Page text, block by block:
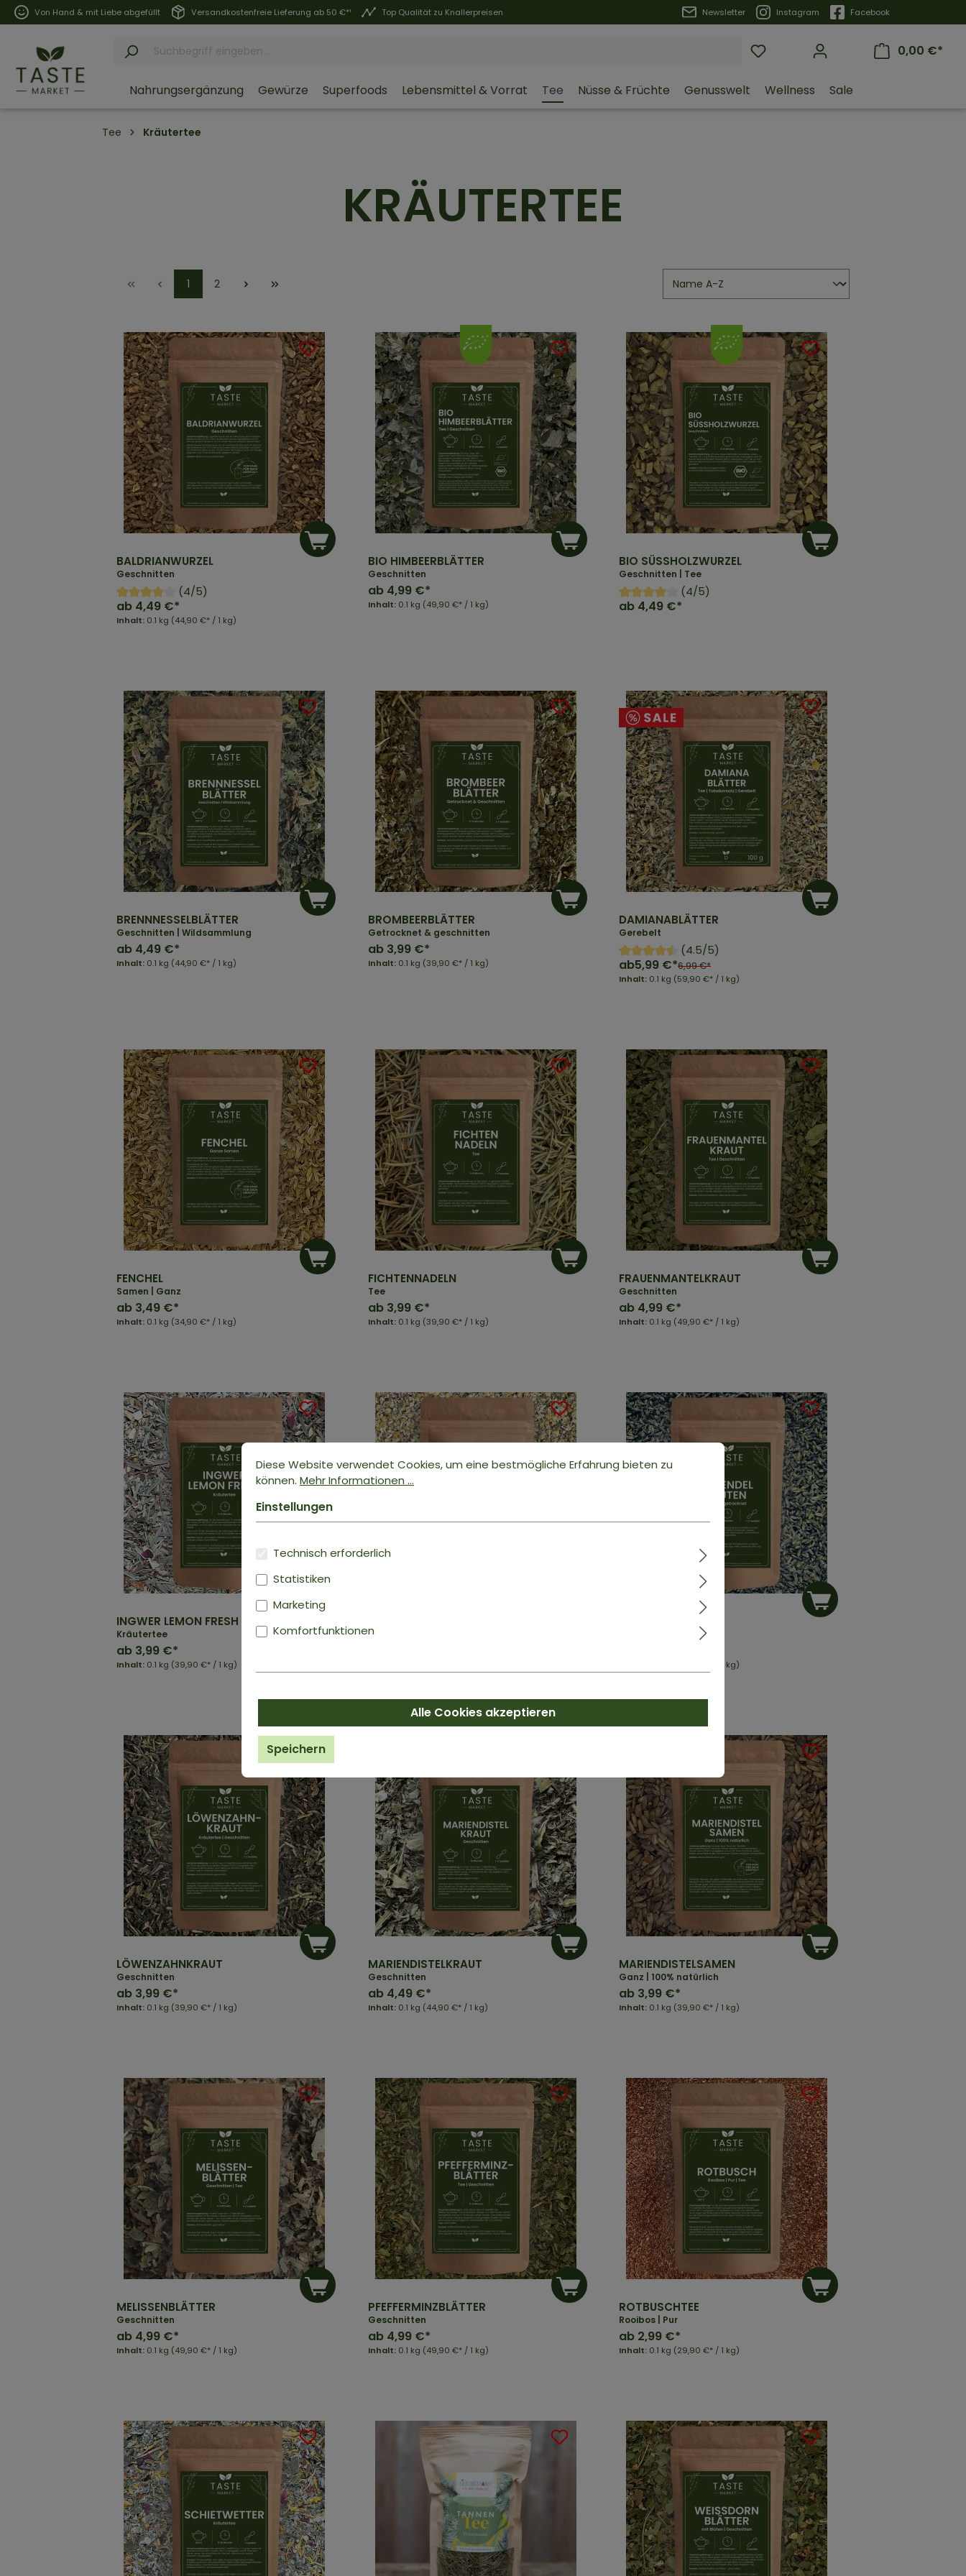
Von Hand & mit Liebe abgefüllt Versandkostenfreie Lieferung ab 50 €*¹ Top Qualität zu Knallerpreisen Newsletter Instagram Facebook
0,00 €*
Nahrungsergänzung Gewürze Superfoods Lebensmittel & Vorrat Tee Nüsse & Früchte Genusswelt Wellness Sale
Tee Kräutertee
KRÄUTERTEE
1 2
BALDRIANWURZEL
Geschnitten
(4/5)
Inhalt: 0.1 kg (44,90 €* / 1 kg)
ab 4,49 €*
BIO HIMBEERBLÄTTER
Geschnitten
Inhalt: 0.1 kg (49,90 €* / 1 kg)
ab 4,99 €*
BIO SÜSSHOLZWURZEL
Geschnitten | Tee
(4/5)
ab 4,49 €*
BRENNNESSELBLÄTTER
Geschnitten | Wildsammlung
Inhalt: 0.1 kg (44,90 €* / 1 kg)
ab 4,49 €*
BROMBEERBLÄTTER
Getrocknet & geschnitten
Inhalt: 0.1 kg (39,90 €* / 1 kg)
ab 3,99 €*
DAMIANABLÄTTER
Gerebelt
(4.5/5)
Inhalt: 0.1 kg (59,90 €* / 1 kg)
6,99 €*
ab5,99 €*
FENCHEL
Samen | Ganz
Inhalt: 0.1 kg (34,90 €* / 1 kg)
ab 3,49 €*
FICHTENNADELN
Tee
Inhalt: 0.1 kg (39,90 €* / 1 kg)
ab 3,99 €*
FRAUENMANTELKRAUT
Geschnitten
Inhalt: 0.1 kg (49,90 €* / 1 kg)
ab 4,99 €*
INGWER LEMON FRESH
Kräutertee
Inhalt: 0.1 kg (39,90 €* / 1 kg)
ab 3,99 €*
ganz Ganz & getrocknet
(49,90 €* / 1 kg)
LÖWENZAHNKRAUT
Geschnitten
Inhalt: 0.1 kg (39,90 €* / 1 kg)
ab 3,99 €*
MARIENDISTELKRAUT
Geschnitten
Inhalt: 0.1 kg (44,90 €* / 1 kg)
ab 4,49 €*
MARIENDISTELSAMEN
Ganz | 100% natürlich
Inhalt: 0.1 kg (39,90 €* / 1 kg)
ab 3,99 €*
MELISSENBLÄTTER
Geschnitten
Inhalt: 0.1 kg (49,90 €* / 1 kg)
ab 4,99 €*
PFEFFERMINZBLÄTTER
Geschnitten
Inhalt: 0.1 kg (49,90 €* / 1 kg)
ab 4,99 €*
ROTBUSCHTEE
Rooibos | Pur
Inhalt: 0.1 kg (29,90 €* / 1 kg)
ab 2,99 €*
Diese Website verwendet Cookies, um eine bestmögliche Erfahrung bieten zu
können. Mehr Informationen ...
Einstellungen
Technisch erforderlich
Statistiken
Marketing
Komfortfunktionen
Alle Cookies akzeptieren
Speichern